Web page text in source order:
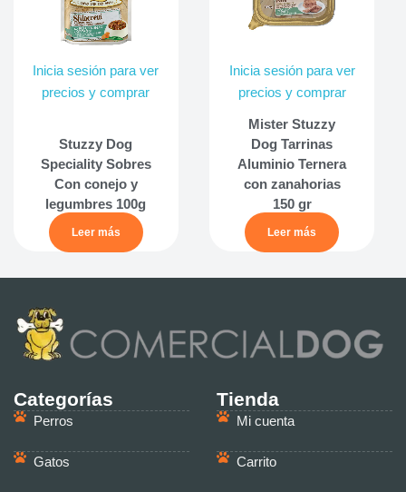
Inicia sesión para ver
precios y comprar
Stuzzy Dog
Speciality Sobres
Con conejo y
legumbres 100g
Leer más
Inicia sesión para ver
precios y comprar
Mister Stuzzy
Dog Tarrinas
Aluminio Ternera
con zanahorias
150 gr
Leer más
Categorías
Perros
Gatos
Tienda
Mi cuenta
Carrito